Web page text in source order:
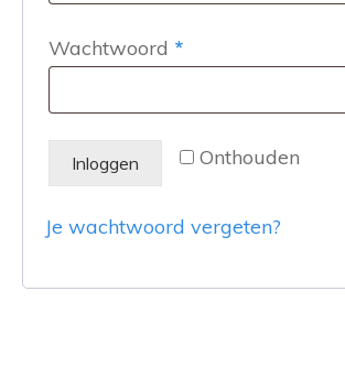
Wachtwoord *Vereist
Onthouden
Inloggen
Je wachtwoord vergeten?